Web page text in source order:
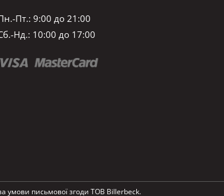
Пт.: 9:00 до 21:00
Нд.: 10:00 до 17:00
умови письмової згоди ТОВ Billerbeck.